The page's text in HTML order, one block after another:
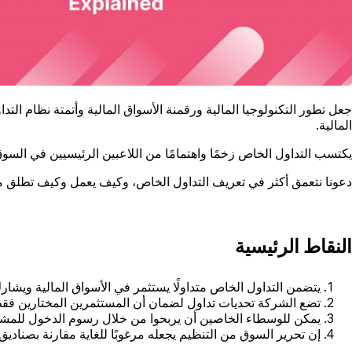
جعل تطور التكنولوجيا المالية ورقمنة الأسواق المالية وأتمتة
المالية.
يكتسب التداول الخاص زخمًا واهتمامًا من اللاعبين الرئيسيين في
دعونا نتعمق أكثر في تعريف التداول الخاص، وكيف يعمل وكيف
النقاط الرئيسية
يتضمن التداول الخاص متداولًا يستثمر في الأسواق المالية
تضع الشركة تحديات تداول لضمان أن المستثمرين المختارين
يمكن للوسطاء الخاصين أن يربحوا من خلال رسوم الدخول
إن تحرير السوق من التنظيم يجعله مرغوبًا للغاية مقارنة